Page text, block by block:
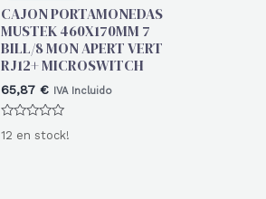
CAJON PORTAMONEDAS
MUSTEK 460X170MM 7
BILL/8 MON APERT VERT
RJ12+ MICROSWITCH
65,87 € IVA Incluido
con
12 en stock!